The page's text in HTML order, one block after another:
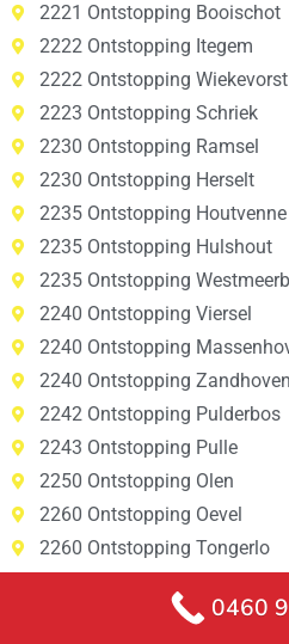
2221 Ontstopping Booischot
2222 Ontstopping Itegem
2222 Ontstopping Wiekevorst
2223 Ontstopping Schriek
2230 Ontstopping Ramsel
2230 Ontstopping Herselt
2235 Ontstopping Houtvenne
2235 Ontstopping Hulshout
2235 Ontstopping
2240 Ontstopping Viersel
2240 Ontstopping
2240 Ontstopping Zandhoven
2242 Ontstopping Pulderbos
2243 Ontstopping Pulle
2250 Ontstopping Olen
2260 Ontstopping Oevel
2260 Ontstopping Tongerlo
2260 Ontstopping Zoerle-
0460